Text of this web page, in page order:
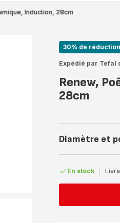
Induction, 28cm
30% de
Expédié par Tefal
Renew,
28cm
Diamètre et
En stock